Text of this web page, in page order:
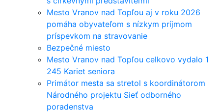
Mesto Vranov nad Topľou aj v roku 2026
pomáha obyvateľom s nízkym príjmom
príspevkom na stravovanie
Bezpečné miesto
Mesto Vranov nad Topľou celkovo vydalo 1
245 Kariet seniora
Primátor mesta sa stretol s koordinátorom
Národného projektu Sieť odborného
poradenstva